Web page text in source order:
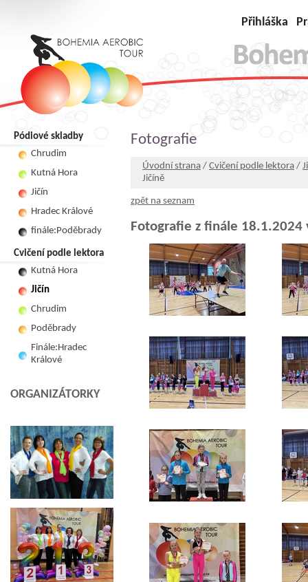
Přihláška
Pódiové skladby
Chrudim
Kutná Hora
Jičín
Hradec Králové
finále:Poděbrady
Cvičení podle lektora
Kutná Hora
Jičín
Chrudim
Poděbrady
Finále:Hradec
Králové
ORGANIZÁTORKY
Fotografie
Úvodní strana / Cvičení podle lektora /
Jičíně
zpět na seznam
Fotografie z finále 18.1.2024